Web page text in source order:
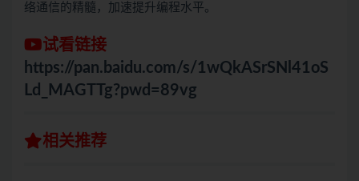
络通信的精髓，加速提升编程水平。
试看链接
https://pan.baidu.com/s/1wQkASrSNl41oS
Ld_MAGTTg?pwd=89vg
相关推荐